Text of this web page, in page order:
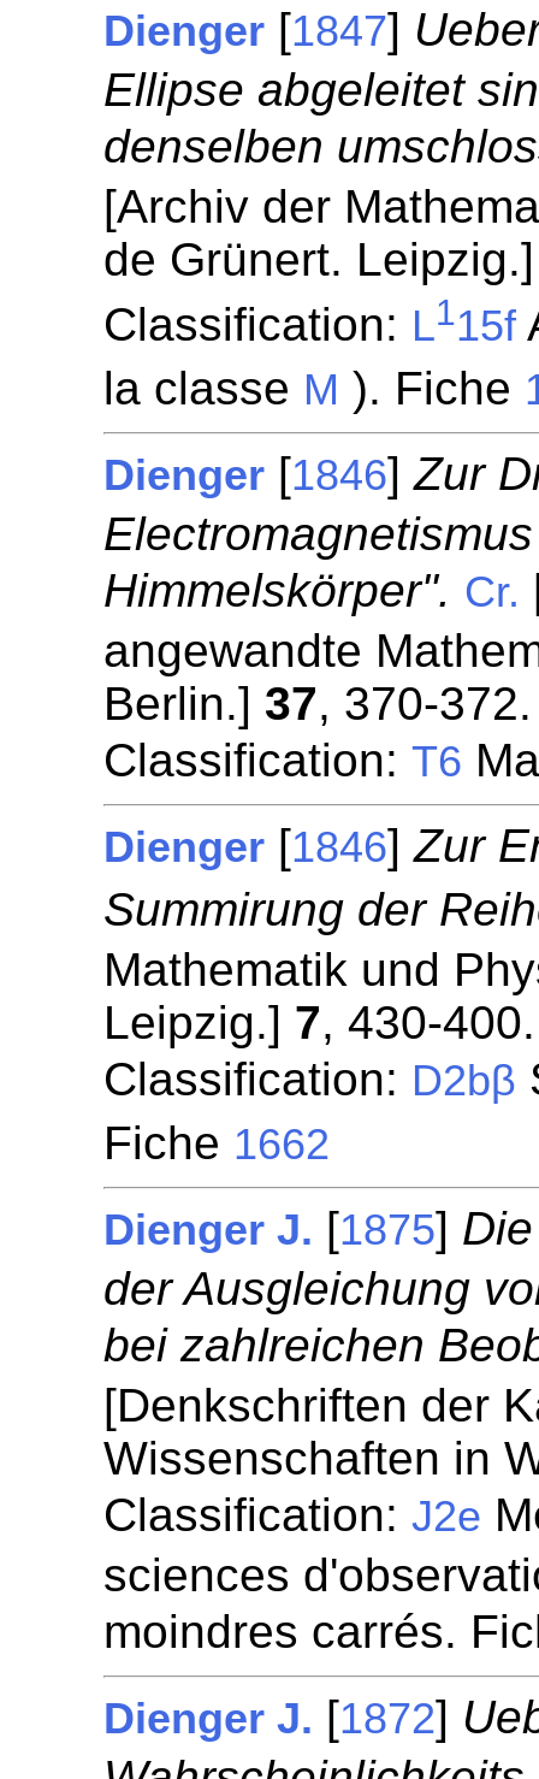
Dienger [1847]
Ellipse abgeleitet
denselben
[Archiv der
de Grünert.
Classification: L115f
la classe M ). Fiche
Dienger [1846]Zur
Himmelskörper". Cr.
angewandte
Berlin.] 37, 370-372.
Classification:T6
Dienger [1846]Zur
Summirung der
Mathematik und
Leipzig.] 7, 430-400.
Classification: D2bβ
Fiche 1662
Dienger J. [1875]
der Ausgleichung
bei zahlreichen
[Denkschriften der
Wissenschaften in
Classification:J2e
sciences
moindres carrés.
Dienger J. [1872]